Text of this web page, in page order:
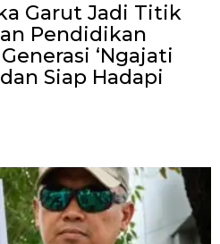
Garut Jadi Titik
Pendidikan
‘Ngajati
Siap Hadapi